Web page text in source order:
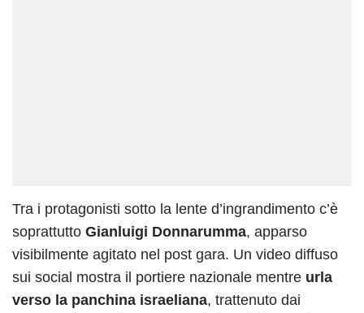
Tra i protagonisti sotto la lente d’ingrandimento c’è
soprattutto Gianluigi Donnarumma, apparso
visibilmente agitato nel post gara. Un video diffuso
sui social mostra il portiere nazionale mentre urla
verso la panchina israeliana, trattenuto dai